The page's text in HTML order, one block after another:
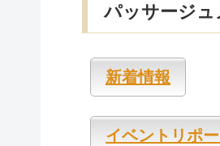
パッサージュ
新着情報
イベントリポ